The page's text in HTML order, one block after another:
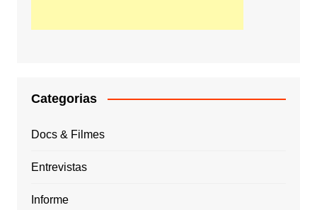
Categorias
Docs & Filmes
Entrevistas
Informe